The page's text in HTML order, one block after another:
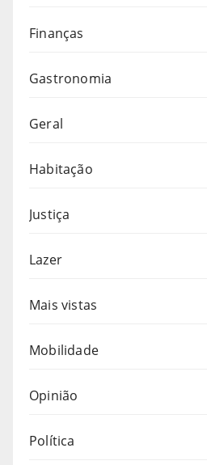
Finanças
Gastronomia
Geral
Habitação
Justiça
Lazer
Mais vistas
Mobilidade
Opinião
Política